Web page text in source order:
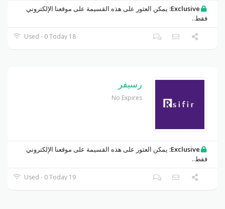
Exclusive: يمكن العثور على هذه القسيمة على موقعنا الإلكتروني
فقط..
18 Used - 0 Today
رسيفر
No Expires
Exclusive: يمكن العثور على هذه القسيمة على موقعنا الإلكتروني
فقط..
19 Used - 0 Today